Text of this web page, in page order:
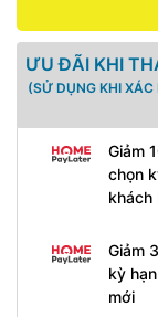
ƯU ĐÃI KHI
(SỬ DỤNG KHI
Giảm
chọn
khách
Giảm
kỳ
mới